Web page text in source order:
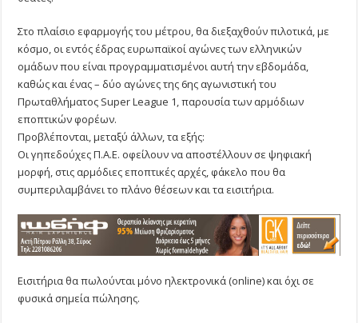
Στο πλαίσιο εφαρμογής του μέτρου, θα διεξαχθούν πιλοτικά, με
κόσμο, οι εντός έδρας ευρωπαϊκοί αγώνες των ελληνικών
ομάδων που είναι προγραμματισμένοι αυτή την εβδομάδα,
καθώς και ένας – δύο αγώνες της 6ης αγωνιστική του
Πρωταθλήματος Super League 1, παρουσία των αρμόδιων
εποπτικών φορέων.
Προβλέπονται, μεταξύ άλλων, τα εξής:
Οι γηπεδούχες Π.Α.Ε. οφείλουν να αποστέλλουν σε ψηφιακή
μορφή, στις αρμόδιες εποπτικές αρχές, φάκελο που θα
συμπεριλαμβάνει το πλάνο θέσεων και τα εισιτήρια.
Εισιτήρια θα πωλούνται μόνο ηλεκτρονικά (online) και όχι σε
φυσικά σημεία πώλησης.